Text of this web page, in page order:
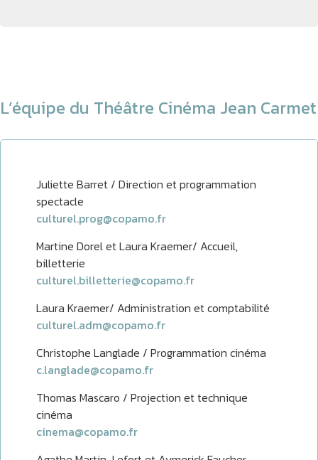
L’équipe du Théâtre Cinéma Jean Carmet
Juliette Barret / Direction et programmation
spectacle
culturel.prog@copamo.fr
Martine Dorel et Laura Kraemer/ Accueil,
billetterie
culturel.billetterie@copamo.fr
Laura Kraemer/ Administration et comptabilité
culturel.adm@copamo.fr
Christophe Langlade / Programmation cinéma
c.langlade@copamo.fr
Thomas Mascaro / Projection et technique
cinéma
cinema@copamo.fr